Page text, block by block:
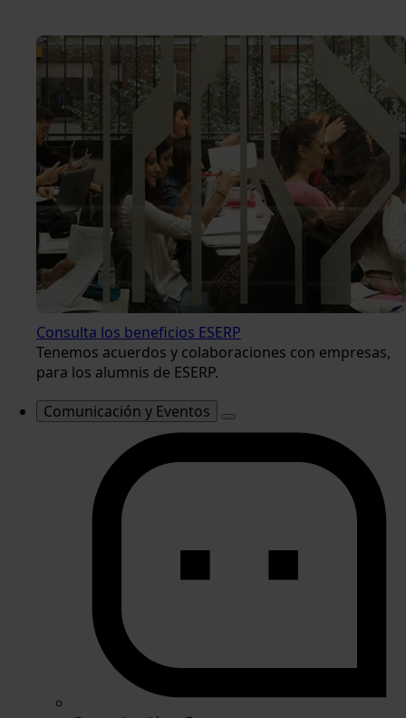
Consulta los beneficios ESERP
Tenemos acuerdos y colaboraciones con empresas,
para los alumnis de ESERP.
Comunicación y Eventos